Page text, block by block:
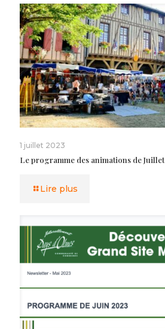
1 juillet 2023
Le programme des animations de Juillet
Lire plus